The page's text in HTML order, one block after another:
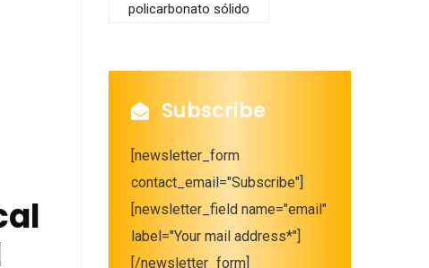
policarbonato sólido
Subscribe
[newsletter_form
contact_email="Subscribe"]
[newsletter_field name="email"
label="Your mail address*"]
[/newsletter_form]